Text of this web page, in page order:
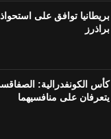
بريطانيا توافق على
براذرز
كأس الكونفدرالية:
يتعرفان على منافسيهما